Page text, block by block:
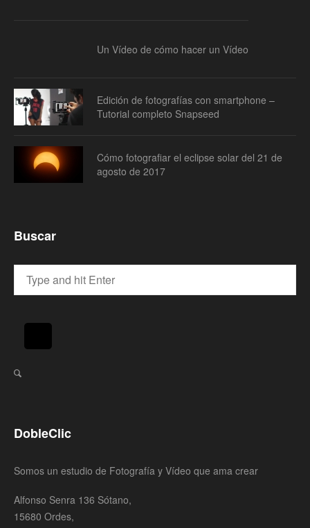
Un Vídeo de cómo hacer un Vídeo
Edición de fotografías con smartphone –
Tutorial completo Snapseed
Cómo fotografiar el eclipse solar del 21 de
agosto de 2017
Buscar
DobleClic
Somos un estudio de Fotografía y Vídeo que ama crear
Alfonso Senra 136 Sótano,
15680 Ordes,